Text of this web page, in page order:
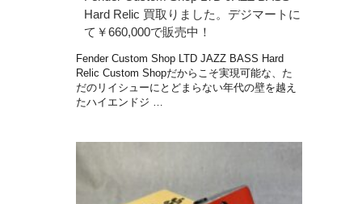
Hard Relic 買取りました。デジマートに
て￥660,000で販売中！
Fender Custom Shop LTD JAZZ BASS Hard
Relic Custom Shopだからこそ実現可能な、た
だのリイシューにとどまらない年代の壁を越え
たハイエンドジ …